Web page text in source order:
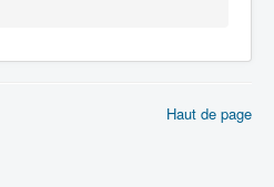
Haut de page